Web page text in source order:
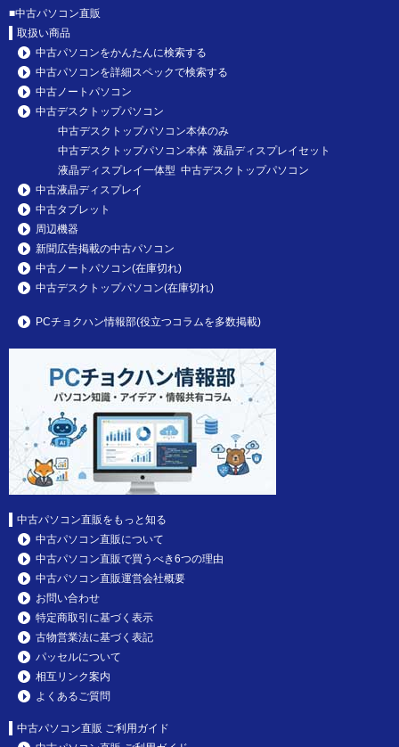
■中古パソコン直販
取扱い商品
中古パソコンをかんたんに検索する
中古パソコンを詳細スペックで検索する
中古ノートパソコン
中古デスクトップパソコン
中古デスクトップパソコン本体のみ
中古デスクトップパソコン本体 液晶ディスプレイセット
液晶ディスプレイ一体型 中古デスクトップパソコン
中古液晶ディスプレイ
中古タブレット
周辺機器
新聞広告掲載の中古パソコン
中古ノートパソコン(在庫切れ)
中古デスクトップパソコン(在庫切れ)
PCチョクハン情報部(役立つコラムを多数掲載)
中古パソコン直販をもっと知る
中古パソコン直販について
中古パソコン直販で買うべき6つの理由
中古パソコン直販運営会社概要
お問い合わせ
特定商取引に基づく表示
古物営業法に基づく表記
パッセルについて
相互リンク案内
よくあるご質問
中古パソコン直販 ご利用ガイド